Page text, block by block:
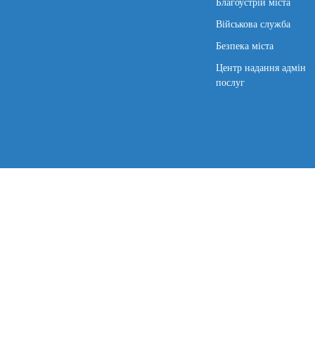
Військова служба
Безпека міста
Центр надання адмін
послуг